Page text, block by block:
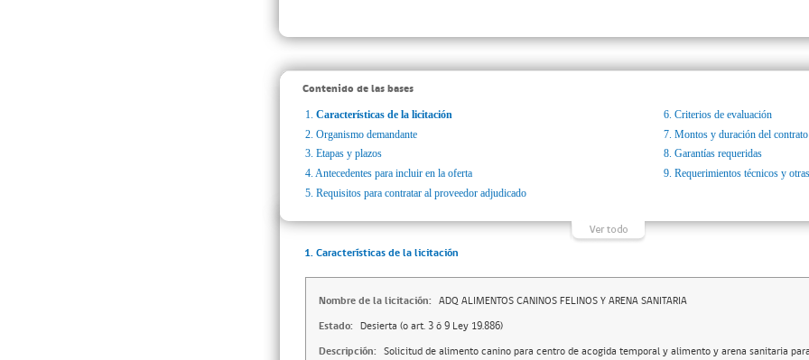
Contenido de las bases
1. Características de la licitación
2. Organismo demandante
3. Etapas y plazos
4. Antecedentes para incluir en la oferta
5. Requisitos para contratar al proveedor adjudicado
6. Criterios de evaluación
7. Montos y duración del contrato
8. Garantías requeridas
9. Requerimientos técnicos y
1. Características de la licitación
Nombre de la licitación: ADQ ALIMENTOS CANINOS FELINOS Y ARENA SANITARIA
Estado: Desierta (o art. 3 ó 9 Ley 19.886)
Descripción: Solicitud de alimento canino para centro de acogida temporal y alimento y arena sanitaria